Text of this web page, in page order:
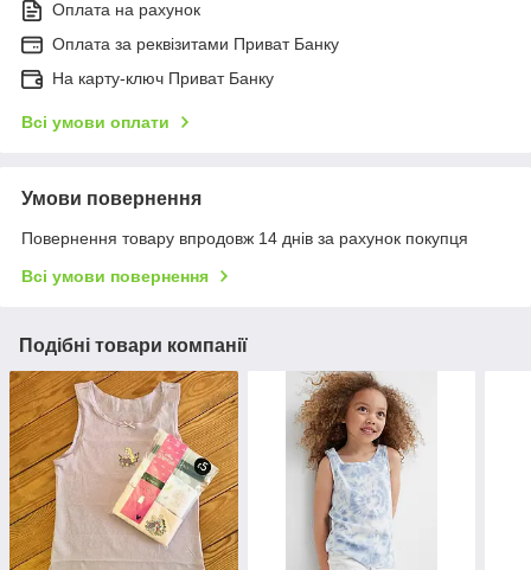
Оплата на рахунок
Оплата за реквізитами Приват Банку
На карту-ключ Приват Банку
Всі умови оплати
Умови повернення
Повернення товару впродовж 14 днів за рахунок покупця
Всі умови повернення
Подібні товари компанії